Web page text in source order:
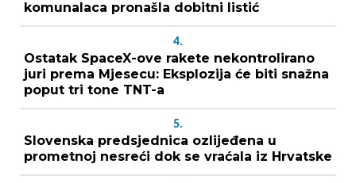
komunalaca pronašla dobitni listić
4.
Ostatak SpaceX-ove rakete nekontrolirano
juri prema Mjesecu: Eksplozija će biti snažna
poput tri tone TNT-a
5.
Slovenska predsjednica ozlijeđena u
prometnoj nesreći dok se vraćala iz Hrvatske